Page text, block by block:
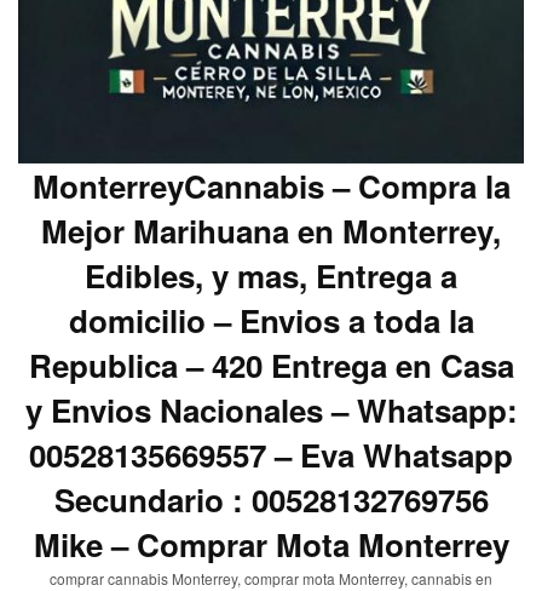
MonterreyCannabis – Compra la
Mejor Marihuana en Monterrey,
Edibles, y mas, Entrega a
domicilio – Envios a toda la
Republica – 420 Entrega en Casa
y Envios Nacionales – Whatsapp:
00528135669557 – Eva Whatsapp
Secundario : 00528132769756
Mike – Comprar Mota Monterrey
comprar cannabis Monterrey, comprar mota Monterrey, cannabis en